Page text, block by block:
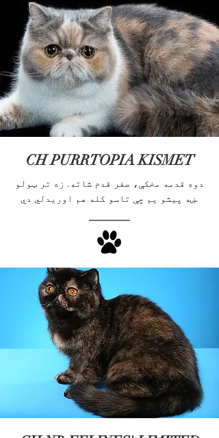
CH PURRTOPIA KISMET
دوه قدمه مخکې، صفر قدم شاته. زه تر ټولو
ښه پیشو یم چې تاسو کله هم اوریدلي دي.